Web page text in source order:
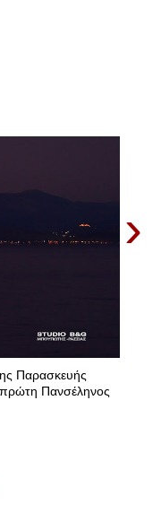
›
Παρασκευής
Πανσέληνος